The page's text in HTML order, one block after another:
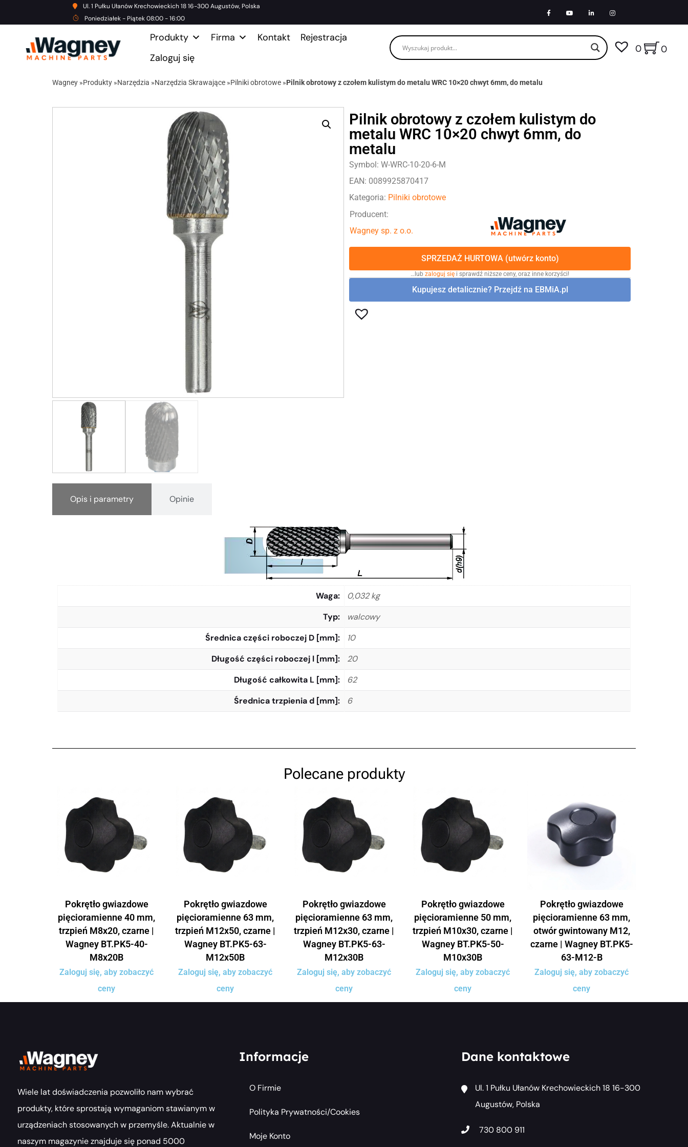
Ul. 1 Pułku Ułanów Krechowieckich 18 16-300 Augustów, Polska
Poniedziałek - Piątek 08:00 - 16:00
Produkty Firma Kontakt
Rejestracja
Zaloguj się
0 0
Wagney »Produkty »Narzędzia »Narzędzia Skrawające »Pilniki obrotowe »Pilnik obrotowy z czołem kulistym do metalu WRC 10×20 chwyt 6mm, do metalu
Pilnik obrotowy z czołem kulistym do
metalu WRC 10×20 chwyt 6mm, do
metalu
Symbol: W-WRC-10-20-6-M
EAN: 0089925870417
Kategoria: Pilniki obrotowe
Producent:
Wagney sp. z o.o.
SPRZEDAŻ HURTOWA (utwórz konto)
…lub zaloguj się i sprawdź niższe ceny, oraz inne korzyści!
Kupujesz detalicznie? Przejdź na EBMiA.pl
Opis i parametry Opinie
Waga
0,032 kg
Typ
walcowy
Średnica części roboczej D [mm]
10
Długość części roboczej l [mm]
20
Długość całkowita L [mm]
62
Średnica trzpienia d [mm]
6
Polecane produkty
Pokrętło gwiazdowe
pięcioramienne 40 mm,
trzpień M8x20, czarne |
Wagney BT.PK5-40-
M8x20B
Zaloguj się, aby zobaczyć
ceny
Pokrętło gwiazdowe
pięcioramienne 63 mm,
trzpień M12x50, czarne |
Wagney BT.PK5-63-
M12x50B
Zaloguj się, aby zobaczyć
ceny
Pokrętło gwiazdowe
pięcioramienne 63 mm,
trzpień M12x30, czarne |
Wagney BT.PK5-63-
M12x30B
Zaloguj się, aby zobaczyć
ceny
Pokrętło gwiazdowe
pięcioramienne 50 mm,
trzpień M10x30, czarne |
Wagney BT.PK5-50-
M10x30B
Zaloguj się, aby zobaczyć
ceny
Pokrętło gwiazdowe
pięcioramienne 63 mm,
otwór gwintowany M12,
czarne | Wagney BT.PK5-
63-M12-B
Zaloguj się, aby zobaczyć
ceny
Wiele lat doświadczenia pozwoliło nam wybrać
produkty, które sprostają wymaganiom stawianym w
urządzeniach stosowanych w przemyśle. Aktualnie w
naszym magazynie znajduje się ponad 5000
Informacje
O Firmie
Polityka Prywatności/cookies
Moje Konto
Dane kontaktowe
Ul. 1 Pułku Ułanów Krechowieckich 18 16-300
Augustów, Polska
730 800 911